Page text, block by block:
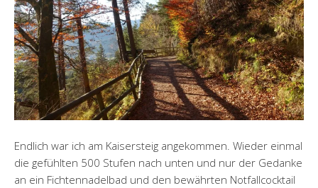
Endlich war ich am Kaisersteig angekommen. Wieder einmal
die gefühlten 500 Stufen nach unten und nur der Gedanke
an ein Fichtennadelbad und den bewährten Notfallcocktail